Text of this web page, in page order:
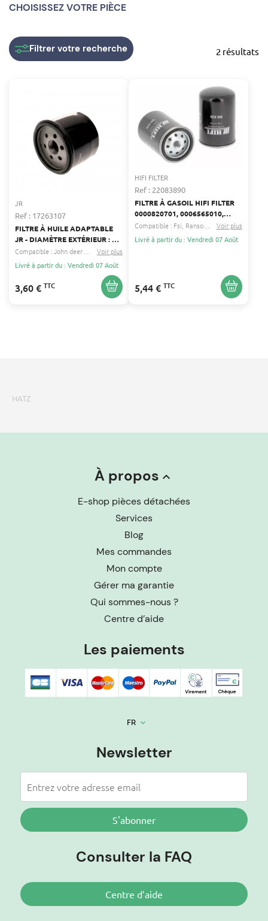
CHOISISSEZ VOTRE PIÈCE
2 résultats
Filtrer votre recherche
JR
Ref : 17263107
FILTRE À HUILE ADAPTABLE
JR - DIAMÈTRE EXTÉRIEUR : 76
MM - DIAMÈTRE INTÉRIEUR :
18 MM - HAUTEUR : 58 MM -
REMPLACE ORIGINE : B&S
Compatible : Husqvarna...
Voir plus
Livré à partir du : Vendredi 07 Août
3,60 € TTC
HIFI FILTER
Ref : 22083890
FILTRE À GASOIL HIFI FILTER
0000820701, 0006565010,
000922783
Compatible : Fsi Ransomes ...
Voir plus
Livré à partir du : Vendredi 07 Août
5,44 € TTC
HATZ
À propos keyboard_arrow_up
E-shop pièces détachées
Services
Blog
Mes commandes
Mon compte
Gérer ma garantie
Qui sommes-nous ?
Centre d’aide
Les paiements
FR keyboard_arrow_down
Newsletter
S'abonner
Consulter la FAQ
Centre d’aide